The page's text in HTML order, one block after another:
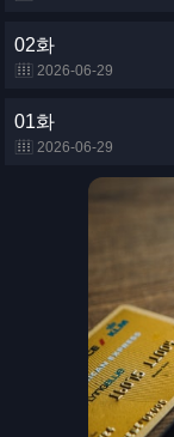
02화
2026-06-29
01화
2026-06-29